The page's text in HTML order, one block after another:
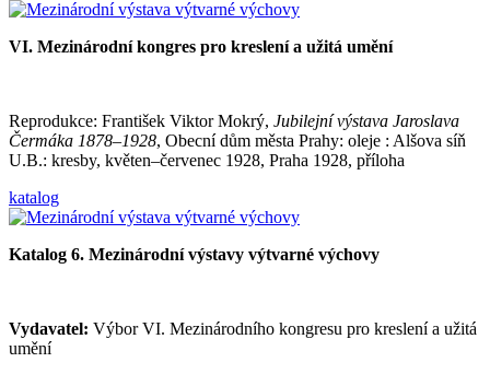
VI. Mezinárodní kongres pro kreslení a užitá umění
Reprodukce: František Viktor Mokrý, Jubilejní výstava Jaroslava
Čermáka 1878–1928, Obecní dům města Prahy: oleje : Alšova síň
U.B.: kresby, květen–červenec 1928, Praha 1928, příloha
katalog
Katalog 6. Mezinárodní výstavy výtvarné výchovy
Vydavatel: Výbor VI. Mezinárodního kongresu pro kreslení a užitá
umění